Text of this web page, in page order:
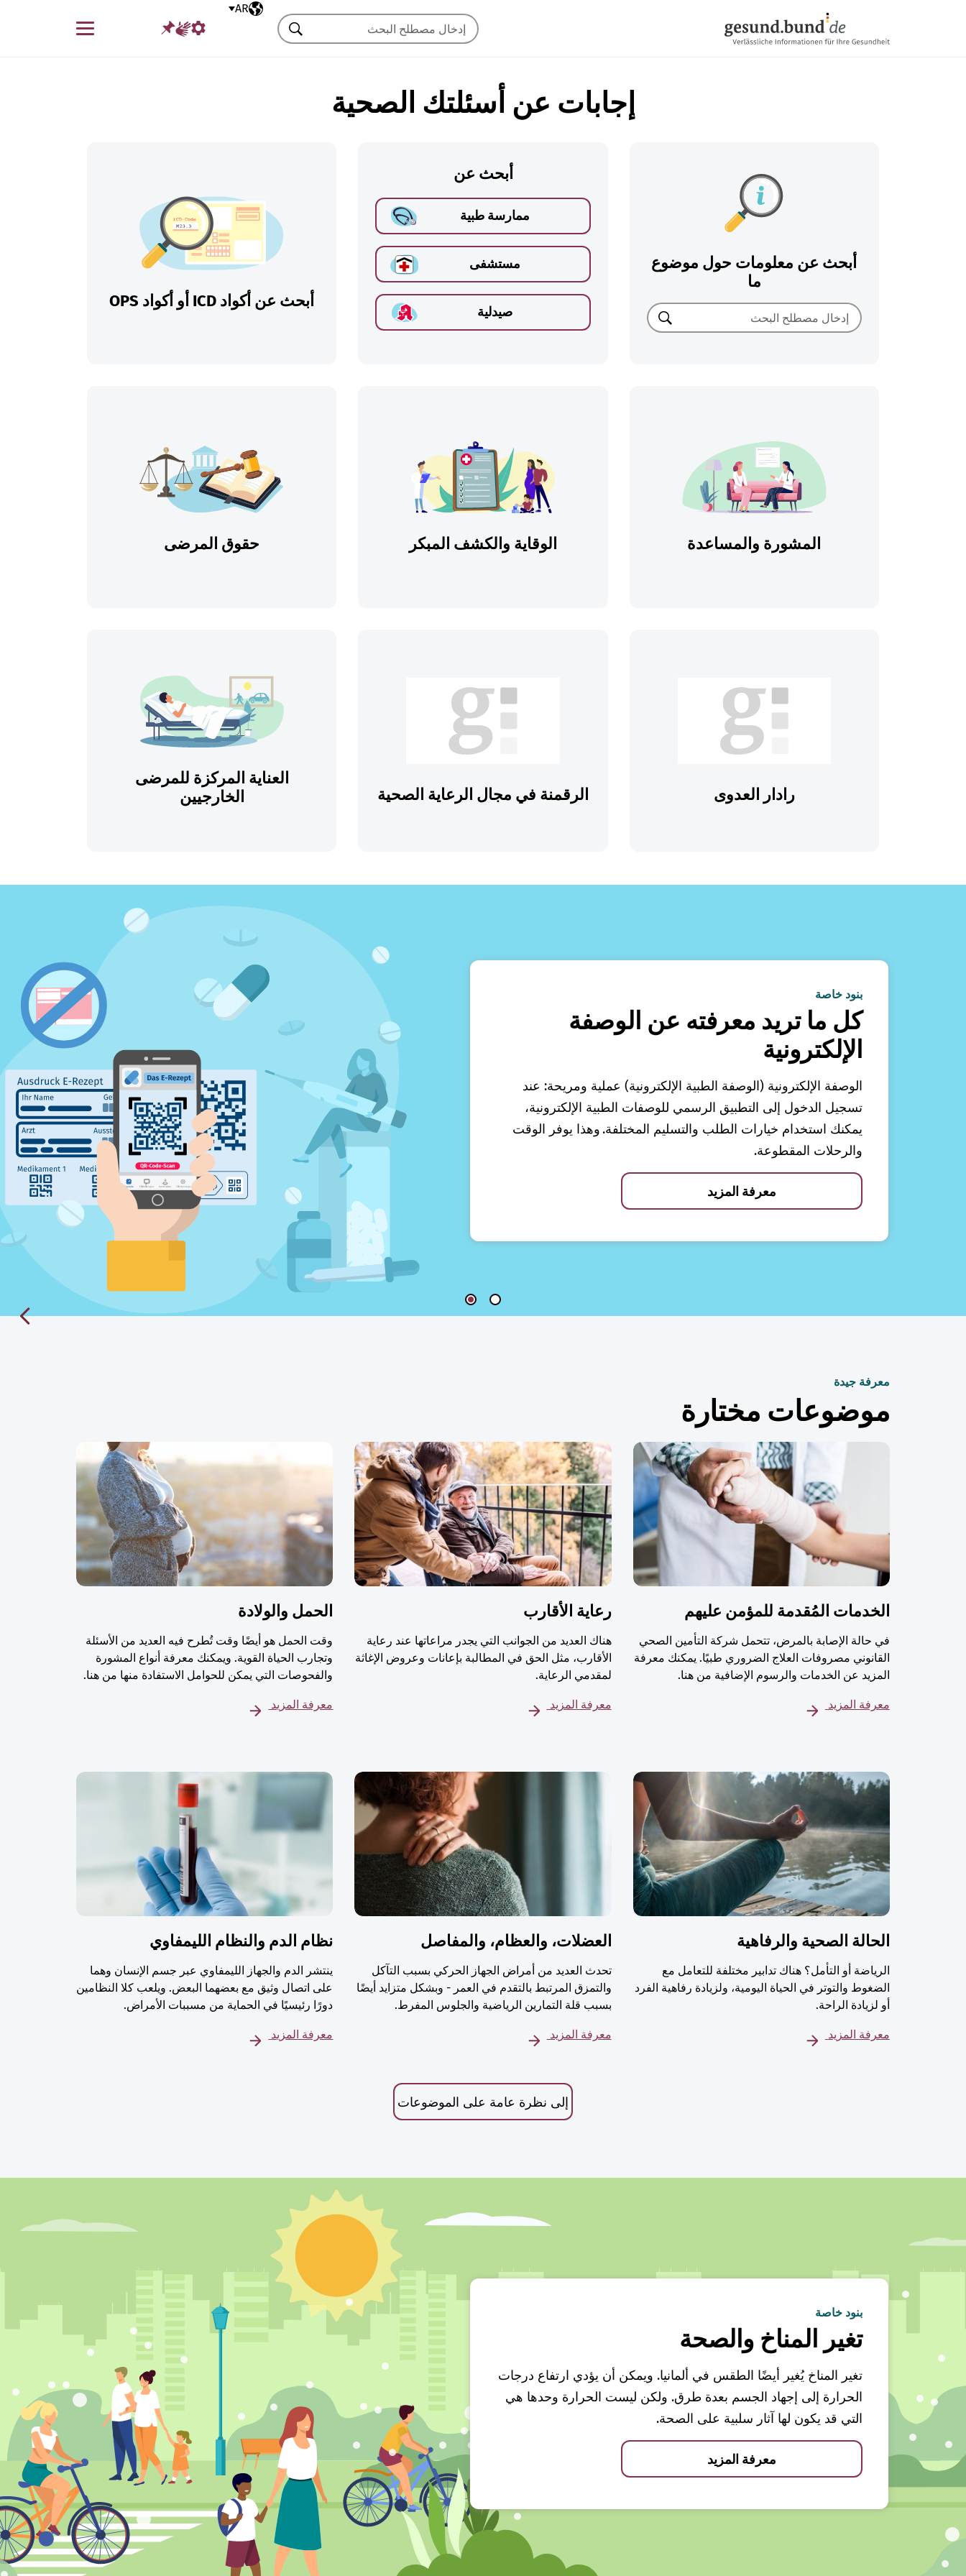
اللغة المختارةAR
قائمة
بحث
إجابات عن أسئلتك الصحية
أبحث عن معلومات حول موضوع
ما
بحث
أبحث عن
ممارسة طبية
مستشفى
صيدلية
أبحث عن أكواد ICD أو أكواد OPS
المشورة والمساعدة الوقاية والكشف المبكر حقوق المرضى
رادار العدوى الرقمنة في مجال الرعاية الصحية
العناية المركزة للمرضى
الخارجيين
بنود خاصة
كل ما تريد معرفته عن الوصفة
الإلكترونية
الوصفة الإلكترونية (الوصفة الطبية الإلكترونية) عملية ومريحة: عند
تسجيل الدخول إلى التطبيق الرسمي للوصفات الطبية الإلكترونية،
يمكنك استخدام خيارات الطلب والتسليم المختلفة. وهذا يوفر الوقت
والرحلات المقطوعة.
معرفة المزيد
معرفة جيدة
موضوعات مختارة
الخدمات المُقدمة للمؤمن عليهم
في حالة الإصابة بالمرض، تتحمل شركة التأمين الصحي
القانوني مصروفات العلاج الضروري طبيًا. يمكنك معرفة
المزيد عن الخدمات والرسوم الإضافية من هنا.
معرفة المزيد
رعاية الأقارب
هناك العديد من الجوانب التي يجدر مراعاتها عند رعاية
الأقارب، مثل الحق في المطالبة بإعانات وعروض الإغاثة
لمقدمي الرعاية.
معرفة المزيد
الحمل والولادة
وقت الحمل هو أيضًا وقت تُطرح فيه العديد من الأسئلة
وتجارب الحياة القوية. ويمكنك معرفة أنواع المشورة
والفحوصات التي يمكن للحوامل الاستفادة منها من هنا.
معرفة المزيد
الحالة الصحية والرفاهية
الرياضة أو التأمل؟ هناك تدابير مختلفة للتعامل مع
الضغوط والتوتر في الحياة اليومية، ولزيادة رفاهية الفرد
أو لزيادة الراحة.
معرفة المزيد
العضلات، والعظام، والمفاصل
تحدث العديد من أمراض الجهاز الحركي بسبب التآكل
والتمزق المرتبط بالتقدم في العمر - وبشكل متزايد أيضًا
بسبب قلة التمارين الرياضية والجلوس المفرط.
معرفة المزيد
نظام الدم والنظام الليمفاوي
ينتشر الدم والجهاز الليمفاوي عبر جسم الإنسان وهما
على اتصال وثيق مع بعضهما البعض. ويلعب كلا النظامين
دورًا رئيسيًا في الحماية من مسببات الأمراض.
معرفة المزيد
إلى نظرة عامة على الموضوعات
بنود خاصة
تغير المناخ والصحة
تغير المناخ يُغير أيضًا الطقس في ألمانيا. ويمكن أن يؤدي ارتفاع درجات
الحرارة إلى إجهاد الجسم بعدة طرق. ولكن ليست الحرارة وحدها هي
التي قد يكون لها آثار سلبية على الصحة.
معرفة المزيد